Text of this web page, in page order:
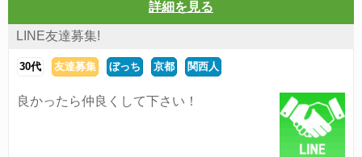
詳細を見る
LINE友達募集!
30代 友達募集 ぼっち 京都 関西人
良かったら仲良くして下さい！